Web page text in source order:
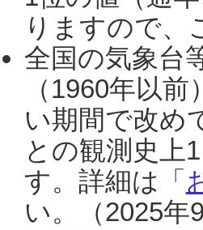
りますので、
全国の気象台
（1960年以
い期間で改め
との観測史上
す。詳細は「
い。（2025年